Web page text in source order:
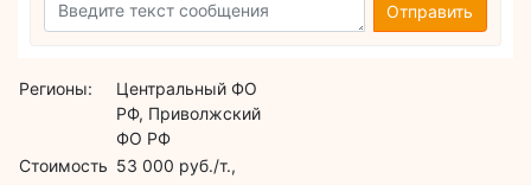
Отправить
Регионы:
Центральный ФО
РФ, Приволжский
ФО РФ
Стоимость 53 000 руб./т.,